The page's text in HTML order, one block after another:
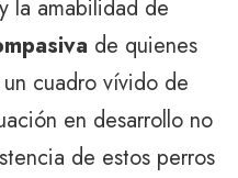
la amabilidad de
de quienes
cuadro vívido de
en desarrollo no
de estos perros